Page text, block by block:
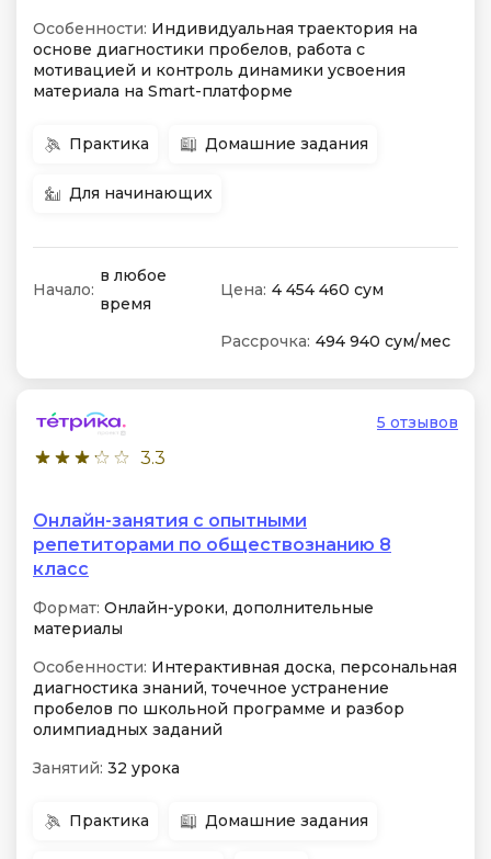
Особенности: Индивидуальная траектория на
основе диагностики пробелов, работа с
мотивацией и контроль динамики усвоения
материала на Smart-платформе
Практика Домашние задания
Для начинающих
Начало:
в любое
время
Цена: 4 454 460 сум
Рассрочка: 494 940 сум/мес
3.3
5 отзывов
Онлайн-занятия с опытными
репетиторами по обществознанию 8
класс
Формат: Онлайн-уроки, дополнительные
материалы
Особенности: Интерактивная доска, персональная
диагностика знаний, точечное устранение
пробелов по школьной программе и разбор
олимпиадных заданий
Занятий: 32 урока
Практика Домашние задания